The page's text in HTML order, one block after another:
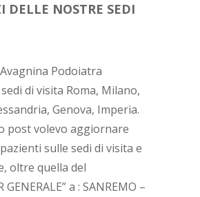
DELLE NOSTRE SEDI
Podoiatra
di visita Roma, Milano,
Genova, Imperia.
post volevo aggiornare
sulle sedi di visita e
oltre quella del
GENERALE” a : SANREMO –